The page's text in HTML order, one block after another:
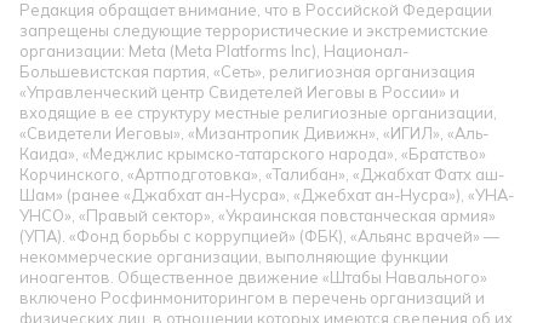
Редакция обращает внимание, что в Российской Федерации
запрещены следующие террористические и экстремистские
организации: Meta (Meta Platforms Inc), Национал-
Большевистская партия, «Сеть», религиозная организация
«Управленческий центр Свидетелей Иеговы в России» и
входящие в ее структуру местные религиозные организации,
«Свидетели Иеговы», «Мизантропик Дивижн», «ИГИЛ», «Аль-
Каида», «Меджлис крымско-татарского народа», «Братство»
Корчинского, «Артподготовка», «Талибан», «Джабхат Фатх аш-
Шам» (ранее «Джабхат ан-Нусра», «Джебхат ан-Нусра»), «УНА-
УНСО», «Правый сектор», «Украинская повстанческая армия»
(УПА). «Фонд борьбы с коррупцией» (ФБК), «Альянс врачей» —
некоммерческие организации, выполняющие функции
иноагентов. Общественное движение «Штабы Навального»
включено Росфинмониторингом в перечень организаций и
физических лиц, в отношении которых имеются сведения об их